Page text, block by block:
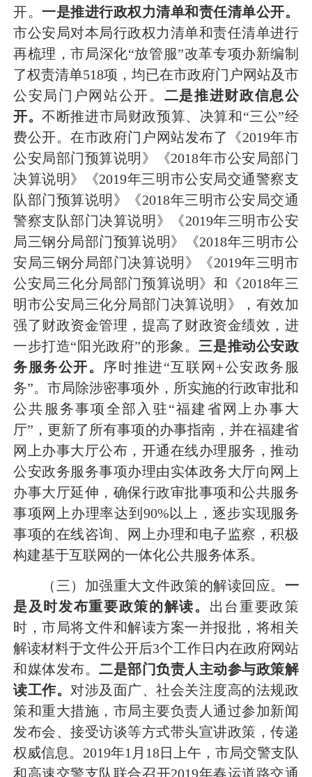
开。 一是推进行政权力清单和责任清单公开。
市公安局对本局行政权力清单和责任清单进行
再梳理，市局深化“放管服”改革专项办新编制
了权责清单518项，均已在市政府门户网站及市
公安局门户网站公开。 二是推进财政信息公
开。不断推进市局财政预算、决算和“三公”经
费公开。在市政府门户网站发布了《2019年市
公安局部门预算说明》《2018年市公安局部门
决算说明》《2019年三明市公安局交通警察支
队部门预算说明》《2018年三明市公安局交通
警察支队部门决算说明》《2019年三明市公安
局三钢分局部门预算说明》《2018年三明市公
安局三钢分局部门决算说明》《2019年三明市
公安局三化分局部门预算说明》和《2018年三
明市公安局三化分局部门决算说明》，有效加
强了财政资金管理，提高了财政资金绩效，进
一步打造“阳光政府”的形象。 三是推动公安政
务服务公开。 序时推进“互联网+公安政务服
务”。市局除涉密事项外，所实施的行政审批和
公共服务事项全部入驻“福建省网上办事大
厅”，更新了所有事项的办事指南，并在福建省
网上办事大厅公布，开通在线办理服务，推动
公安政务服务事项办理由实体政务大厅向网上
办事大厅延伸，确保行政审批事项和公共服务
事项网上办理率达到90%以上，逐步实现服务
事项的在线咨询、网上办理和电子监察，积极
构建基于互联网的一体化公共服务体系。
（三）加强重大文件政策的解读回应。 一
是及时发布重要政策的解读。 出台重要政策
时，市局将文件和解读方案一并报批，将相关
解读材料于文件公开后3个工作日内在政府网站
和媒体发布。二是部门负责人主动参与政策解
读工作。 对涉及面广、社会关注度高的法规政
策和重大措施，市局主要负责人通过参加新闻
发布会、接受访谈等方式带头宣讲政策，传递
权威信息。2019年1月18日上午，市局交警支队
和高速交警支队联合召开2019年春运道路交通